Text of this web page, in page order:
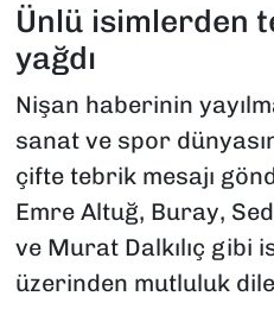
Ünlü isimlerden
yağdı
Nişan haberinin
sanat ve spor
çifte tebrik mesajı
Emre Altuğ, Buray,
ve Murat Dalkılıç gibi
üzerinden mutluluk